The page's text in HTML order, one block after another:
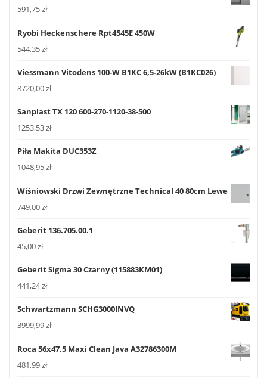
591,75zł
Ryobi Heckenschere Rpt4545E 450W
544,35zł
Viessmann Vitodens 100-W B1KC 6,5-26kW (B1KC026)
8720,00zł
Sanplast TX 120 600-270-1120-38-500
1253,53zł
Piła Makita DUC353Z
1048,95zł
Wiśniowski Drzwi Zewnętrzne Technical 40 80cm Lewe
749,00zł
Geberit 136.705.00.1
45,00zł
Geberit Sigma 30 Czarny (115883KM01)
441,24zł
Schwartzmann SCHG3000INVQ
3999,99zł
Roca 56x47,5 Maxi Clean Java A32786300M
481,99zł